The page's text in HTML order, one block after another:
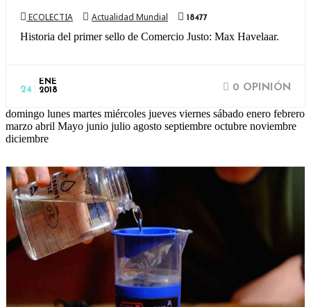
ECOLECTIA Actualidad Mundial 18477
Historia del primer sello de Comercio Justo: Max Havelaar.
24
ENE
2018
0 OPINIÓN
domingo lunes martes miércoles jueves viernes sábado enero febrero
marzo abril Mayo junio julio agosto septiembre octubre noviembre
diciembre